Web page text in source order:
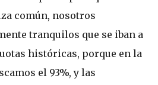
común, nosotros
tranquilos que se iban a
históricas, porque en la
el 93%, y las